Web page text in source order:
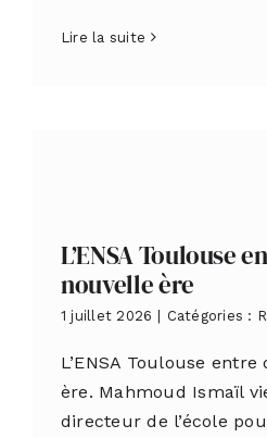
Lire la suite
L’ENSA Toulouse
nouvelle ère
1 juillet 2026 Catégories :
L’ENSA Toulouse
ère. Mahmoud Ismaïl
directeur de l’école